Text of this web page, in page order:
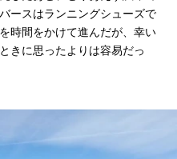
ースはランニングシューズで
時間をかけて進んだが、幸い
きに思ったよりは容易だっ